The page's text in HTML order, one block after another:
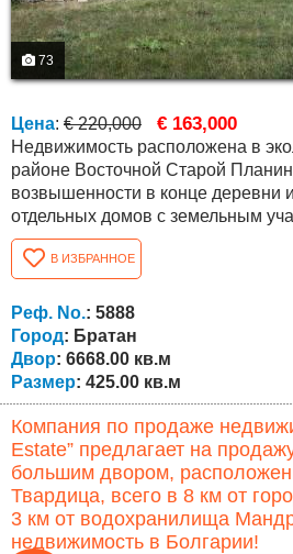
73
Цена: € 220,000 € 163,000
Недвижимость расположена в
районе Восточной Старой
возвышенности в конце деревни
отдельных домов с земельным участком
квм и великолепным панорамным видом на окружающие
леса и горы Основной дом — массивное трехэтажное
здание общей площадью около
следующим образом Цокольный этаж (около 116 квм):
просторная застеклённая...
В ИЗБРАННОЕ
Реф. No.: 5888
Город: Братан
Двор: 6668.00 кв.м
Размер: 425.00 кв.м
Компания по продаже
Estate” предлагает на
большим двором,
Твардица, всего в 8 км от
3 км от водохранилища
недвижимость в Болгарии!